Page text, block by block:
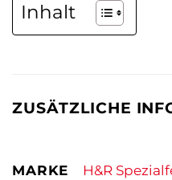
Inhalt
ZUSÄTZLICHE
MARKE H&R